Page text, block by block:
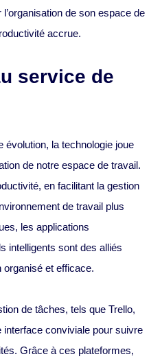
de son espace de
accrue.
service de
évolution, la technologie joue
de notre espace de travail.
en facilitant la gestion
de travail plus
les applications
intelligents sont des alliés
organisé et efficace.
de tâches, tels que Trello,
interface conviviale pour suivre
Grâce à ces plateformes,